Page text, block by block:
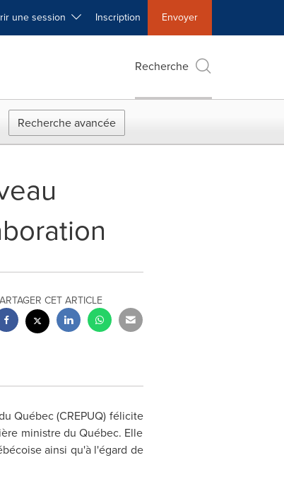
une session Inscription Envoyer
Recherche
Recherche avancée
CET ARTICLE
Québec (CREPUQ) félicite
ministre du Québec. Elle
ainsi qu'à l'égard de